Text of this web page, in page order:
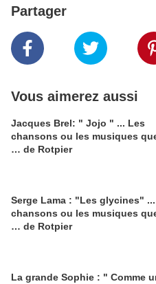
Partager
Vous aimerez aussi
Jacques Brel: " Jojo " ... Les
chansons ou les musiques
… de Rotpier
Serge Lama : "Les glycines"
chansons ou les musiques
… de Rotpier
La grande Sophie : " Comme